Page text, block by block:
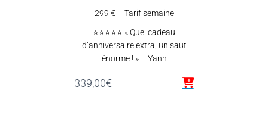
299 € – Tarif semaine
⭐⭐⭐⭐⭐ « Quel cadeau
d’anniversaire extra, un saut
énorme ! » – Yann
339,00€